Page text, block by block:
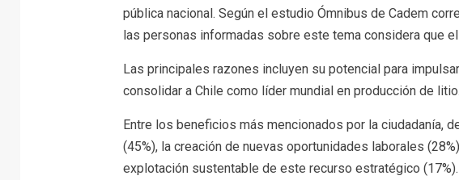
pública nacional. Según el estudio Ómnibus de Cadem
las personas informadas sobre este tema considera que
Las principales razones incluyen su potencial para
consolidar a Chile como líder mundial en producción de litio.
Entre los beneficios más mencionados por la ciudadanía,
(45%), la creación de nuevas oportunidades laborales
explotación sustentable de este recurso estratégico